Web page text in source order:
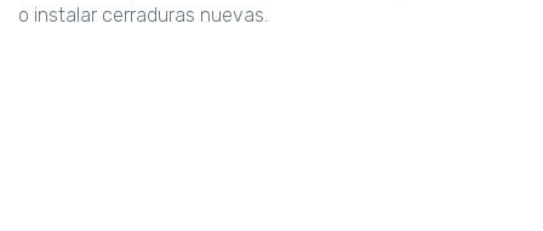
o instalar cerraduras nuevas.